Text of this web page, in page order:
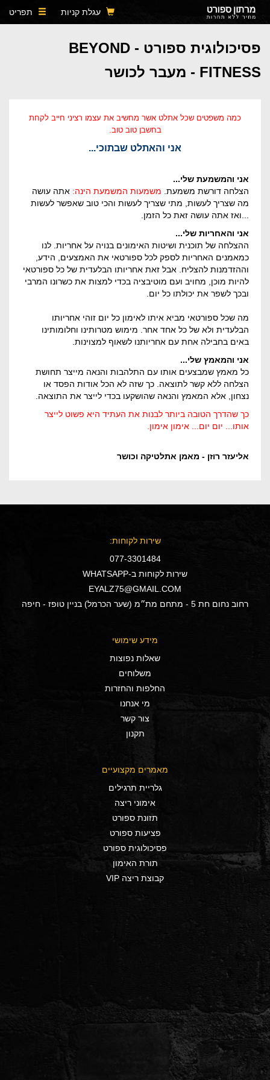
עגלת קניות תפריט
פסיכולוגית ספורט - BEYOND
FITNESS - מעבר לכושר
כמה משפטים שכל אתלט אשר מחשיב את עצמו רציני חייב לקחת
בחשבן טוב טוב.
אני והאתלט שבתוכי...
אני והמשמעת שלי...
הצלחה דורשת משמעת. משמעות המשמעת הינה: אתה עושה
מה שצריך לעשות, מתי שצריך לעשות והכי טוב שאפשר לעשות
...ואז אתה עושה זאת כל הזמן.
אני והאחריות שלי...
ההצלחה של תוכנית ושיטות האימונים בנויה על אחריות. לנו
כמאמנים האחריות לספק לכל ספורטאי את האמצעים, הידע,
וההזדמנות להצליח. אבל זאת אחריותו הבלעדית של כל ספורטאי
להיות מוכן, מחויב ועם מוטיבציה בכדי למצות את כשרונו המרבי
ובכך לשפר את יכולתו כל יום.
מה שכל ספורטאי מביא איתו לאימון כל יום זוהי אחריותו
הבלעדית ולא של כל אחד אחר. מימוש מטרותינו וחלומותינו
באים בחבילה אחת עם אחריותנו לשאוף למצוינות.
אני והמאמץ שלי...
כל מאמץ שמבצעים אותו עם התלהבות והנאה מייצר תחושת
הצלחה ללא קשר לתוצאה. כך שזה לא הכל אודות הפסד או
נצחון, אלא המאמץ והנאה שהושקעו בכדי לייצר את התוצאה.
כך שהדרך הטובה ביותר לבנות את העתיד היא פשוט לייצר
אותו... יום יום... אימון אימון.
אליעזר רוזן - מאמן אתלטיקה וכושר
שירות לקוחות:
077-3301484
שירות לקוחות ב-WHATSAPP
EYALZ75@GMAIL.COM
רחוב נחום חת 5 - מתחם מת״מ (שער הכרמל) בניין טופז - חיפה
מידע שימושי
שאלות נפוצות
משלוחים
החלפות והחזרות
מי אנחנו
צור קשר
תקנון
מאמרים מקצועיים
גלריית תרגילים
אימוני ריצה
תזונת ספורט
פציעות ספורט
פסיכולוגית ספורט
תורת האימון
קבוצת ריצה VIP